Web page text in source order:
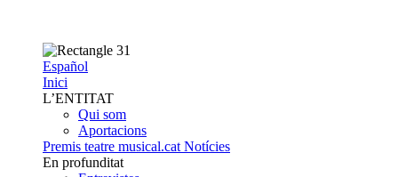
Español
Inici
L’ENTITAT
Qui som
Aportacions
Premis teatre musical.cat Notícies
En profunditat